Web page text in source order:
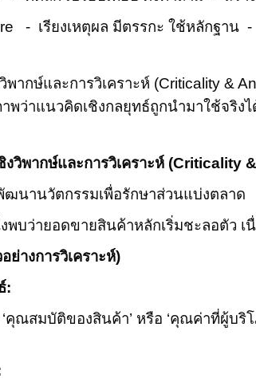
- เรียงเหตุผล มีตรรกะ ใช้หลักฐาน -
พากษ์และการวิเคราะห์ (Criticality &
าพว่าแนวคิดเชิงกลยุทธ์ถูกนำมาใช้จริงไ
งวิพากษ์และการวิเคราะห์ (Criticality
ฒนานวัตกรรมเพื่อรักษาส่วนแบ่งตลาด
พบว่ายอดขายสินค้าหลักเริ่มชะลอตัว
ย่างการวิเคราะห์)
:
คุณสมบัติของสินค้า’ หรือ ‘คุณค่าที่ผู้บริ